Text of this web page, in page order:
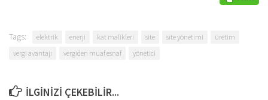
Tags: elektrik enerji kat malikleri site site yönetimi
üretim
vergi avantajı
vergiden muaf esnaf yönetici
İLGINIZI ÇEKEBILIR...